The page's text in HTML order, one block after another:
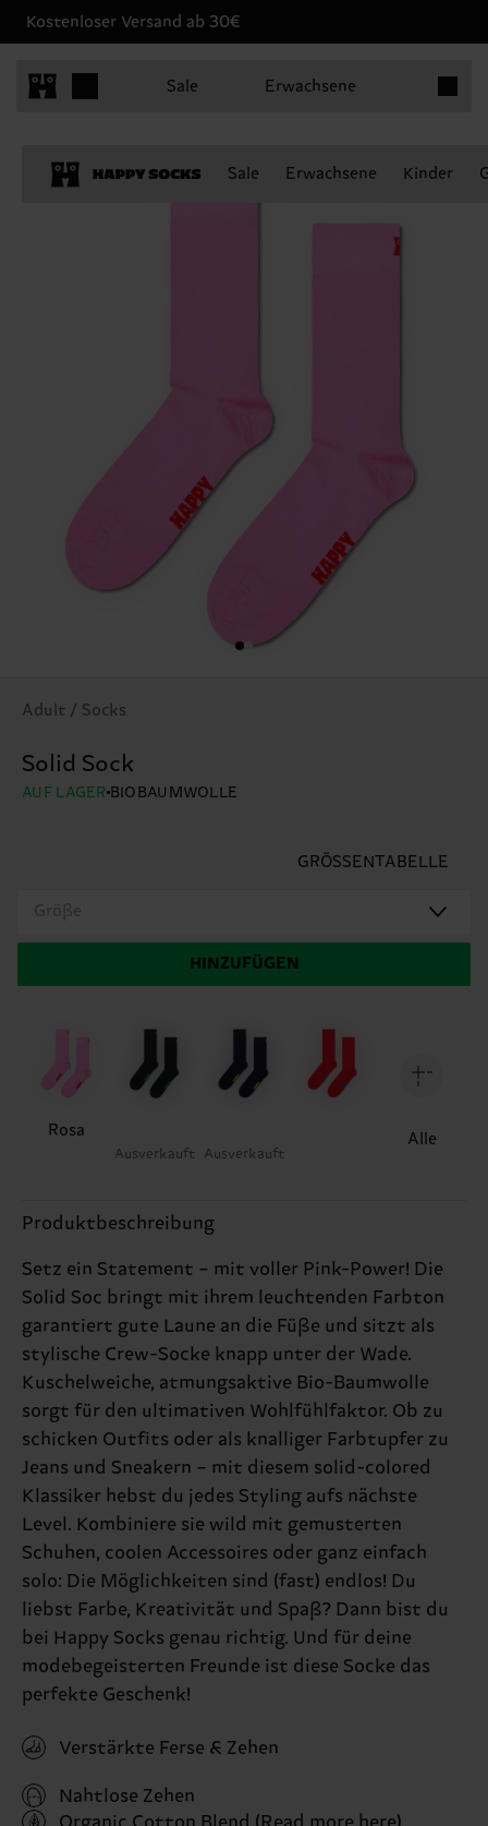
Kostenloser Versand ab 30€
Sale Erwachsene
Sale Erwachsene Kinder
Adult / Socks
Solid Sock
AUF LAGER BIOBAUMWOLLE
GRÖSSENTABELLE
Größe
HINZUFÜGEN
Rosa
Ausverkauft Ausverkauft
Alle
Produktbeschreibung
Setz ein Statement – mit voller Pink-Power! Die
Solid Soc bringt mit ihrem leuchtenden Farbton
garantiert gute Laune an die Füße und sitzt als
stylische Crew-Socke knapp unter der Wade.
Kuschelweiche, atmungsaktive Bio-Baumwolle
sorgt für den ultimativen Wohlfühlfaktor. Ob zu
schicken Outfits oder als knalliger Farbtupfer zu
Jeans und Sneakern – mit diesem solid-colored
Klassiker hebst du jedes Styling aufs nächste
Level. Kombiniere sie wild mit gemusterten
Schuhen, coolen Accessoires oder ganz einfach
solo: Die Möglichkeiten sind (fast) endlos! Du
liebst Farbe, Kreativität und Spaß? Dann bist du
bei Happy Socks genau richtig. Und für deine
modebegeisterten Freunde ist diese Socke das
perfekte Geschenk!
Verstärkte Ferse & Zehen
Nahtlose Zehen